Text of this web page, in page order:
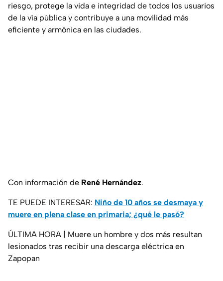
riesgo, protege la vida e integridad de todos los usuarios
de la vía pública y contribuye a una movilidad más
eficiente y armónica en las ciudades.
Con información de René Hernández.
TE PUEDE INTERESAR: Niño de 10 años se desmaya y
muere en plena clase en primaria; ¿qué le pasó?
ÚLTIMA HORA | Muere un hombre y dos más resultan
lesionados tras recibir una descarga eléctrica en
Zapopan